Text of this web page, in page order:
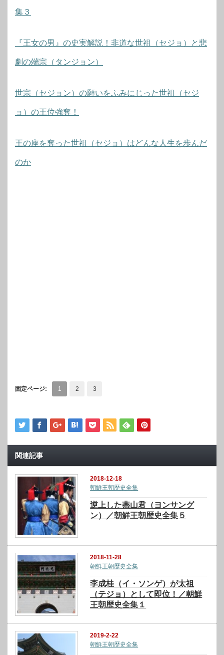
集３
『王女の男』の史実解説！非道な世祖（セジョ）と悲
劇の端宗（タンジョン）
世宗（セジョン）の願いをふみにじった世祖（セジ
ョ）の王位強奪！
王の座を奪った世祖（セジョ）はどんな人生を歩んだ
のか
固定ページ: 1 2 3
関連記事
2018-12-18
朝鮮王朝歴史全集
逆上した燕山君（ヨンサング
ン）／朝鮮王朝歴史全集５
2018-11-28
朝鮮王朝歴史全集
李成桂（イ・ソンゲ）が太祖
（テジョ）として即位！／朝鮮
王朝歴史全集１
2019-2-22
朝鮮王朝歴史全集